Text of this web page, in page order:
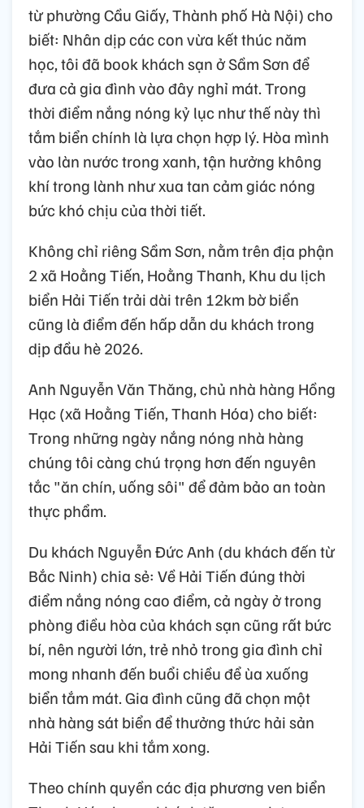
từ phường Cầu Giấy, Thành phố Hà Nội) cho
biết: Nhân dịp các con vừa kết thúc năm
học, tôi đã book khách sạn ở Sầm Sơn để
đưa cả gia đình vào đây nghỉ mát. Trong
thời điểm nắng nóng kỷ lục như thế này thì
tắm biển chính là lựa chọn hợp lý. Hòa mình
vào làn nước trong xanh, tận hưởng không
khí trong lành như xua tan cảm giác nóng
bức khó chịu của thời tiết.
Không chỉ riêng Sầm Sơn, nằm trên địa phận
2 xã Hoằng Tiến, Hoằng Thanh, Khu du lịch
biển Hải Tiến trải dài trên 12km bờ biển
cũng là điểm đến hấp dẫn du khách trong
dịp đầu hè 2026.
Anh Nguyễn Văn Thăng, chủ nhà hàng Hồng
Hạc (xã Hoằng Tiến, Thanh Hóa) cho biết:
Trong những ngày nắng nóng nhà hàng
chúng tôi càng chú trọng hơn đến nguyên
tắc "ăn chín, uống sôi" để đảm bảo an toàn
thực phẩm.
Du khách Nguyễn Đức Anh (du khách đến từ
Bắc Ninh) chia sẻ: Về Hải Tiến đúng thời
điểm nắng nóng cao điểm, cả ngày ở trong
phòng điều hòa của khách sạn cũng rất bức
bí, nên người lớn, trẻ nhỏ trong gia đình chỉ
mong nhanh đến buổi chiều để ùa xuống
biển tắm mát. Gia đình cũng đã chọn một
nhà hàng sát biển để thưởng thức hải sản
Hải Tiến sau khi tắm xong.
Theo chính quyền các địa phương ven biển